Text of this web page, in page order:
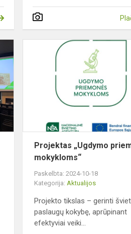
pamoka
Projektas „Ugdymo
mokykloms“
Paskelbta: 2024-10-18
Kategorija:Aktualijos
Projekto tikslas – gerinti
paslaugų kokybę, aprūpinant
efektyviai veiki...